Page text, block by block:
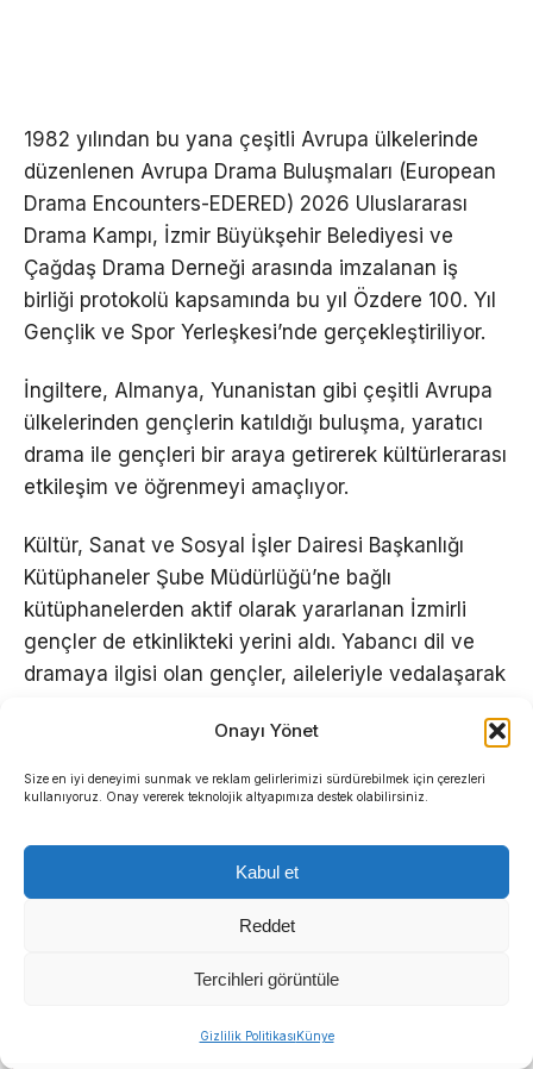
Onayı Yönet
Size en iyi deneyimi sunmak ve reklam gelirlerimizi sürdürebilmek için çerezleri
kullanıyoruz. Onay vererek teknolojik altyapımıza destek olabilirsiniz.
Kabul et
Reddet
Tercihleri görüntüle
Gizlilik PolitikasıKünye
1982 yılından bu yana çeşitli Avrupa ülkelerinde
düzenlenen Avrupa Drama Buluşmaları (European
Drama Encounters-EDERED) 2026 Uluslararası
Drama Kampı, İzmir Büyükşehir Belediyesi ve
Çağdaş Drama Derneği arasında imzalanan iş
birliği protokolü kapsamında bu yıl Özdere 100. Yıl
Gençlik ve Spor Yerleşkesi’nde gerçekleştiriliyor.
İngiltere, Almanya, Yunanistan gibi çeşitli Avrupa
ülkelerinden gençlerin katıldığı buluşma, yaratıcı
drama ile gençleri bir araya getirerek kültürlerarası
etkileşim ve öğrenmeyi amaçlıyor.
Kültür, Sanat ve Sosyal İşler Dairesi Başkanlığı
Kütüphaneler Şube Müdürlüğü’ne bağlı
kütüphanelerden aktif olarak yararlanan İzmirli
gençler de etkinlikteki yerini aldı. Yabancı dil ve
dramaya ilgisi olan gençler, aileleriyle vedalaşarak